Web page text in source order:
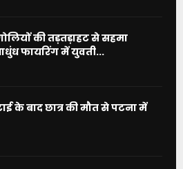
की तड़तड़ाहट से सहमा
फायरिंग में युवती...
के बाद छात्र की मौत से पटना में